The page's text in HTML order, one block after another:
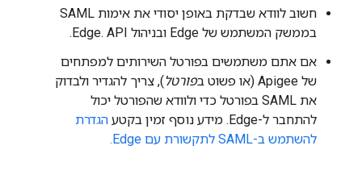
חשוב לוודא שבדקת באופן יסודי את אימות SAML
בממשק המשתמש של Edge ובניהול Edge. API.
אם אתם משתמשים בפורטל השירותים למפתחים
של Apigee (או פשוט ב
פורטל), צריך להגדיר ולבדוק
את SAML בפורטל כדי ולוודא שהפורטל יכול
להתחבר ל-Edge. מידע נוסף זמין בקטע
הגדרת
להשתמש ב-SAML לתקשורת עם Edge.